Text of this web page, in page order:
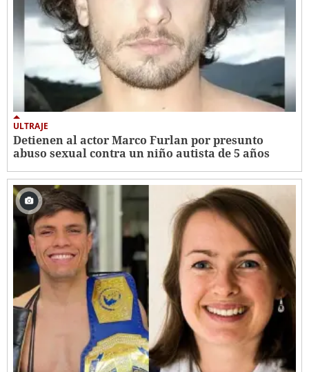
ULTRAJE
Detienen al actor Marco Furlan por presunto
abuso sexual contra un niño autista de 5 años